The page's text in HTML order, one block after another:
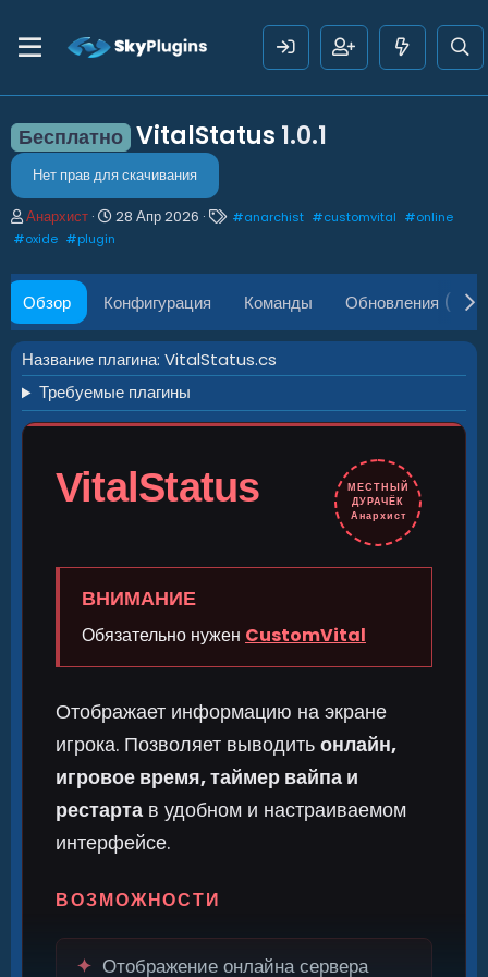
Бесплатно VitalStatus 1.0.1
Нет прав для скачивания
А
в
о
р
Анархист
Д
а
о
з
д
а
н
и
я
28 Апр 2026
Т
и
#anarchist #customvital #online
#oxide #plugin
Обзор Конфигурация Команды Обновления (1)
Название плагина: VitalStatus.cs
Требуемые плагины
VitalStatus
МЕСТНЫЙ
ДУРАЧЁК
Анархист
ВНИМАНИЕ
Обязательно нужен CustomVital
Отображает информацию на экране
игрока. Позволяет выводить онлайн,
игровое время, таймер вайпа и
рестарта в удобном и настраиваемом
интерфейсе.
ВОЗМОЖНОСТИ
✦ Отображение онлайна сервера